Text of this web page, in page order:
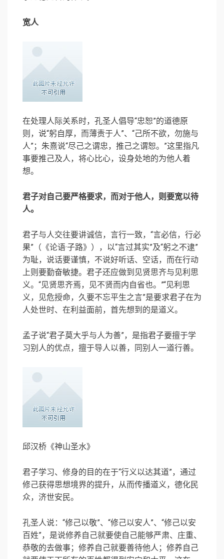
宽人
在处理人际关系时，孔圣人倡导“忠恕”的道德原
则，说“躬自厚，而薄责于人”、“己所不欲，勿施与
人”；朱熹说“尽己之谓忠，推己之谓恕。”这里指凡
事要推己及人，将心比心，设身处地的为他人着
想。
君子对自己要严格要求，而对于他人，则要宽以待
人。
君子与人交往要讲诚信，言行一致，“言必信，行必
果”（《论语·子路》），以“言过其实”及“躬之不逮”
为耻，说话要谨慎，不说好听话、空话，而在行动
上则要勤奋敏捷。君子还应做到见贤思齐与见利思
义。“见贤思齐焉，见不贤而内自省也。”“见利思
义，见危授命，久要不忘平生之言”是要求君子在为
人处世时、在利益面前，首先想到的是道义。
孟子说“君子莫大乎与人为善”，是指君子要擅于学
习别人的优点，擅于导人以善，同别人一道行善。
邱汉桥《神山圣水》
君子学习、修身的目的在于“行义以达其道”，通过
修己获得思想境界的提升，从而传播道义，德化民
众，济世安民。
孔圣人说：“修己以敬”、“修己以安人”、“修己以安
百姓”，是说修养自己就要使自己能够严肃、庄重、
恭敬的去做事；修养自己就要善待他人；修养自己